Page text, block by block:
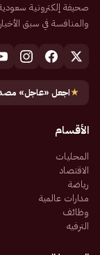
والمنافسة في سبق
★اجعل «عاجل»
الأقسام
المحليات
الاقتصاد
رياضة
مدارات عالمية
وظائف
الترفيه